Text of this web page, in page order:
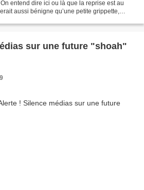
entend dire ici ou là que la reprise est au
aussi bénigne qu’une petite grippette,
sur une future "shoah"